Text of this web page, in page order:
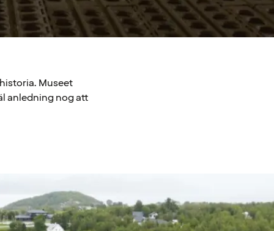
Museet
anledning nog att